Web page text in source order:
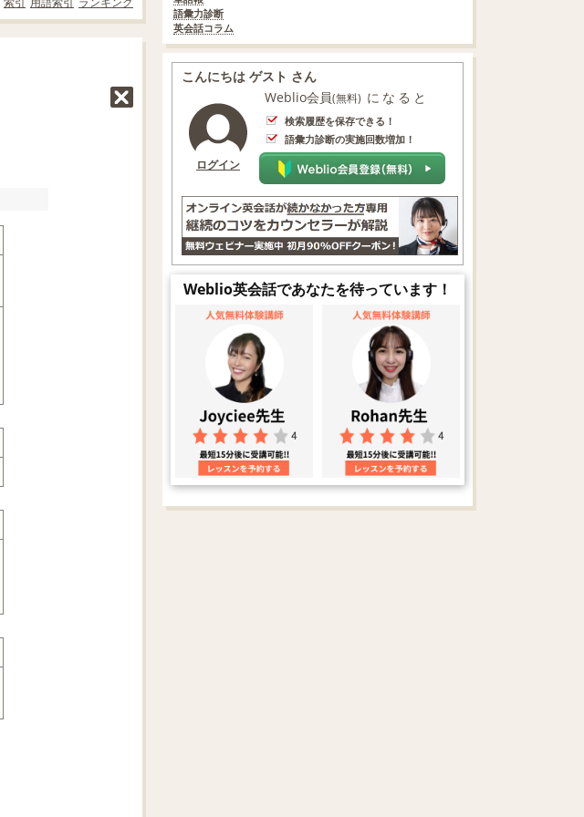
語彙力診断
英会話コラム
こんにちは ゲスト さん
ログイン
Weblio会員(無料) になると
検索履歴を保存できる！
語彙力診断の実施回数増加！
Weblio英会話であなたを待っています！